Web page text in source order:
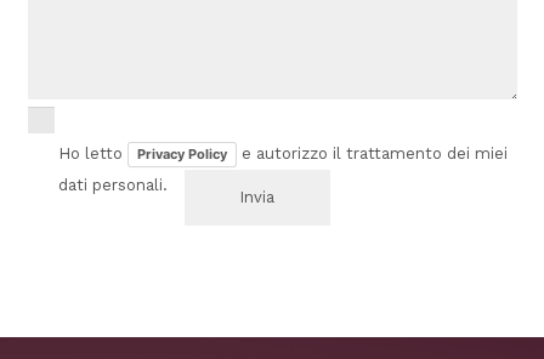
Ho letto Privacy Policy
e autorizzo il trattamento dei miei
dati personali.